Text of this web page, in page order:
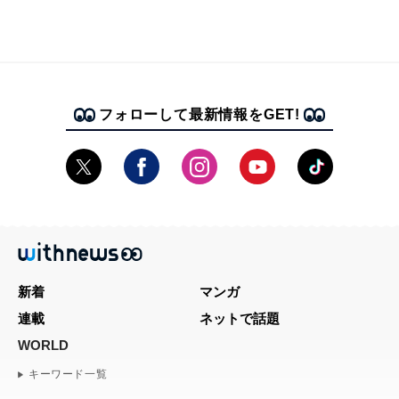
フォローして最新情報をGET!
新着
マンガ
連載
ネットで話題
WORLD
キーワード一覧